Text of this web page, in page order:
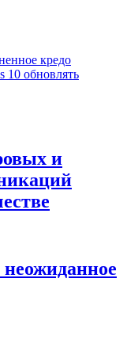
кредо
10 обновлять
и